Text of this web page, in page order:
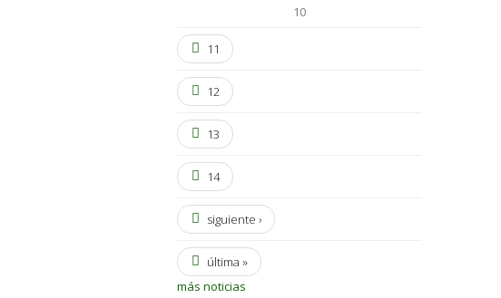
10
11
12
13
14
siguiente ›
última »
más noticias